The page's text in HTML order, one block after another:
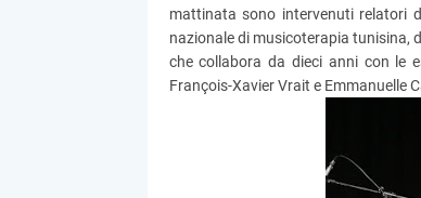
mattinata sono intervenuti relatori
nazionale di musicoterapia tunisina,
che collabora da dieci anni con le
François-Xavier Vrait e Emmanuelle